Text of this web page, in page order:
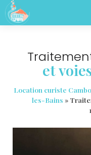
et
Location curiste
les-Bains »